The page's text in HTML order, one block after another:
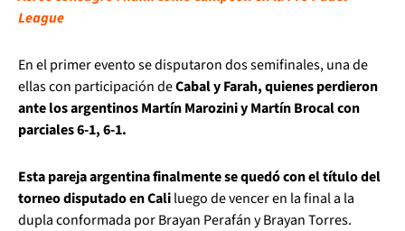
League
En el primer evento se disputaron dos semifinales, una de
ellas con participación deCabal y Farah, quienes perdieron
ante los argentinos Martín Marozini y Martín Brocal con
parciales 6-1, 6-1.
Esta pareja argentina finalmente se quedó con el título del
torneo disputado en Caliluego de vencer en la final a la
dupla conformada por Brayan Perafán y Brayan Torres.